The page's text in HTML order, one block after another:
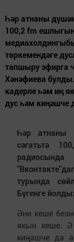
Һәр атнаны
100,2 fm
төркемендәге
тапшыру эфирга
Хәнәфиева
кадерле һәм иң
дус һәм киңәшче
Һәр атнаны
сәгатьтә
турында
Бүгенге
Әни кеше
якын кеше.
киңәшче дә